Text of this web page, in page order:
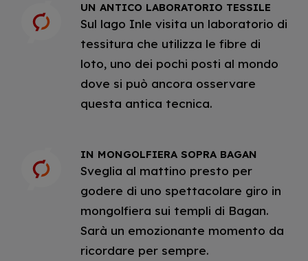
UN ANTICO LABORATORIO TESSILE
Sul lago Inle visita un laboratorio di
tessitura che utilizza le fibre di
loto, uno dei pochi posti al mondo
dove si può ancora osservare
questa antica tecnica.
IN MONGOLFIERA SOPRA BAGAN
Sveglia al mattino presto per
godere di uno spettacolare giro in
mongolfiera sui templi di Bagan.
Sarà un emozionante momento da
ricordare per sempre.